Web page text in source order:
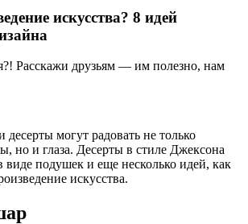
искусства? 8 идей
Расскажи друзьям — им полезно, нам
десерты могут радовать не только
но и глаза. Десерты в стиле Джексона
виде подушек и еще несколько идей, как
искусства.